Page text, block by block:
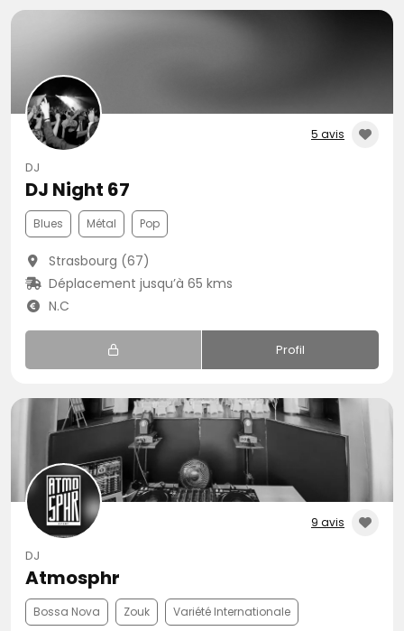
5 avis
DJ
DJ Night 67
Blues Métal Pop
Strasbourg (67)
Déplacement jusqu’à 65 kms
N.C
Profil
9 avis
DJ
Atmosphr
Bossa Nova Zouk Variété Internationale